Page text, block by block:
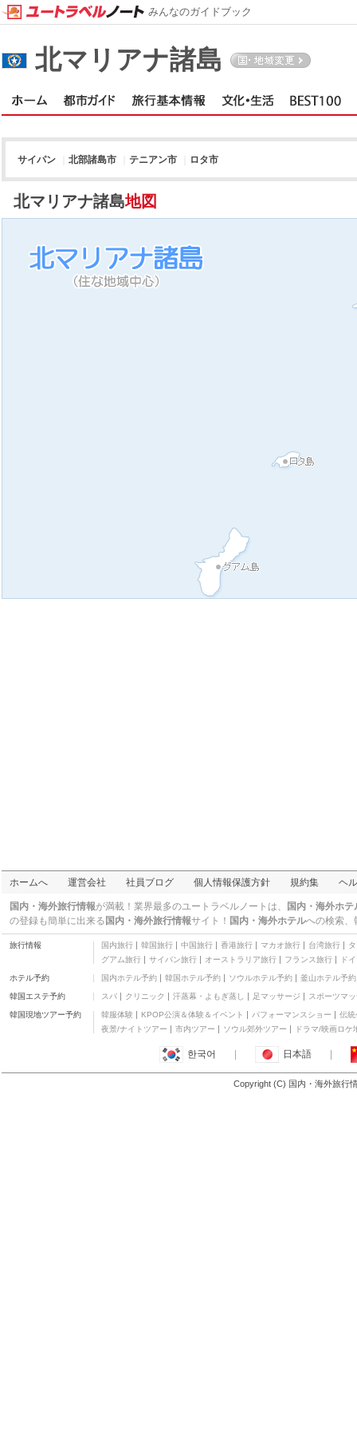
北マリアナ諸島
サイパン 北部諸島市 テニアン市 ロタ市
北マリアナ諸島地図
みんなのガイドブック
ホームへ 運営会社 社員ブログ 個人情報保護方針 規約集 ヘ
国内・海外旅行情報が満載！業界最多のユートラベルノートは、
国内・海外ホ
の登録も簡単に出来る 国内・海外旅行情報サイト！ 国内・海外ホテルへの検索、
旅行情報 国内旅行 韓国旅行 中国旅行 香港旅行 マカオ旅行 台湾旅行
グアム旅行
サイパン旅行 オーストラリア旅行 フランス旅行 ド
ホテル予約 国内ホテル予約 韓国ホテル予約 ソウルホテル予約 釜山ホテル予約
韓国エステ予約 スパ クリニック 汗蒸幕・よもぎ蒸し 足マッサージ スポーツマ
韓国現地ツアー予約 韓服体験 KPOP公演＆体験＆イベント パフォーマンスショー
伝統
夜景/ナイトツアー
市内ツアー ソウル郊外ツアー ドラマ/映画ロケ
한국어 日本語
Copyright (C) 国内・海外旅行